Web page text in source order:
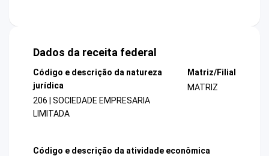
Dados da receita federal
Código e descrição da natureza
jurídica
206 | SOCIEDADE EMPRESARIA
LIMITADA
Matriz/Filial
MATRIZ
Código e descrição da atividade econômica